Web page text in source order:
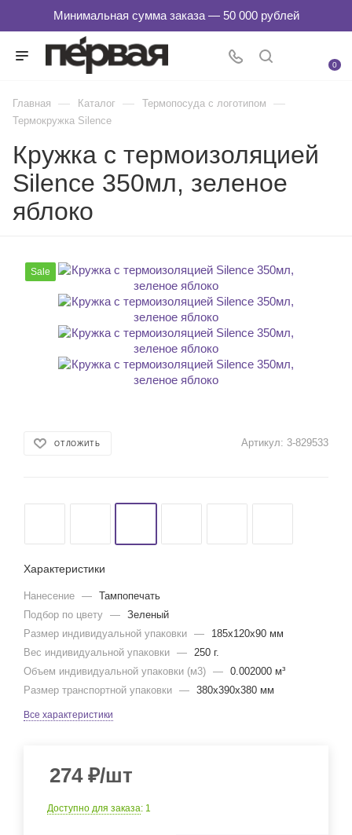
0
Главная — Каталог — Термопосуда с логотипом —
Термокружка Silence
Кружка с термоизоляцией
Silence 350мл, зеленое
яблоко
Sale
ОТЛОЖИТЬ Артикул: 3-829533
Характеристики
Нанесение — Тампопечать
Подбор по цвету — Зеленый
Размер индивидуальной упаковки —
185x120x90 мм
Вес индивидуальной упаковки — 250 г.
Объем индивидуальной упаковки (м3) — 0.002000 м³
Размер транспортной упаковки — 380x390x380 мм
Все характеристики
274₽/шт
Доступно для заказа: 1